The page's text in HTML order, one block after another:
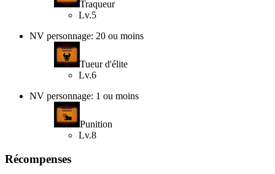
Traqueur
Lv.5
NV personnage: 20 ou moins
Tueur d'élite
Lv.6
NV personnage: 1 ou moins
Punition
Lv.8
Récompenses